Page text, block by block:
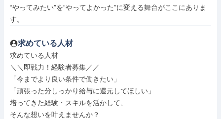
“やってみたい”を“やってよかった”に変える舞台がここにありま
す。
求めている人材
求めている人材
＼＼即戦力！経験者募集／／
「今までより良い条件で働きたい」
「頑張った分しっかり給与に還元してほしい」
培ってきた経験・スキルを活かして、
そんな想いを叶えませんか？